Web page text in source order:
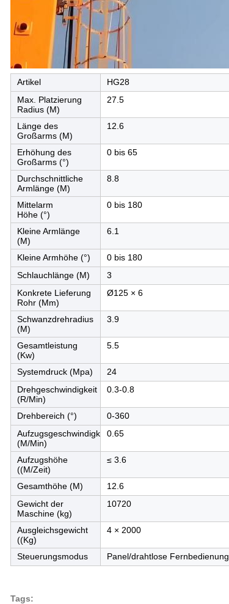
Artikel HG28
Max. Platzierung
Radius (M)
27.5
Länge des
Großarms (M)
12.6
Erhöhung des
Großarms (°)
0 bis 65
Durchschnittliche
Armlänge (M)
8.8
Mittelarm
Höhe (°)
0 bis 180
Kleine Armlänge
(M)
6.1
Kleine Armhöhe (°) 0 bis 180
Schlauchlänge (M)
3
Konkrete Lieferung
Rohr (Mm)
Ø125 × 6
Schwanzdrehradius
(M)
3.9
Gesamtleistung
(Kw)
5.5
Systemdruck (Mpa) 24
Drehgeschwindigkeit
(R/Min)
0.3-0.8
Drehbereich (°) 0-360
Aufzugsgeschwindigkeit
(M/Min)
0.65
Aufzugshöhe
((M/Zeit)
≤ 3.6
Gesamthöhe (M) 12.6
Gewicht der
Maschine (kg)
10720
Ausgleichsgewicht
((Kg)
4 × 2000
Steuerungsmodus Panel/drahtlose Fernbedienung
Tags: